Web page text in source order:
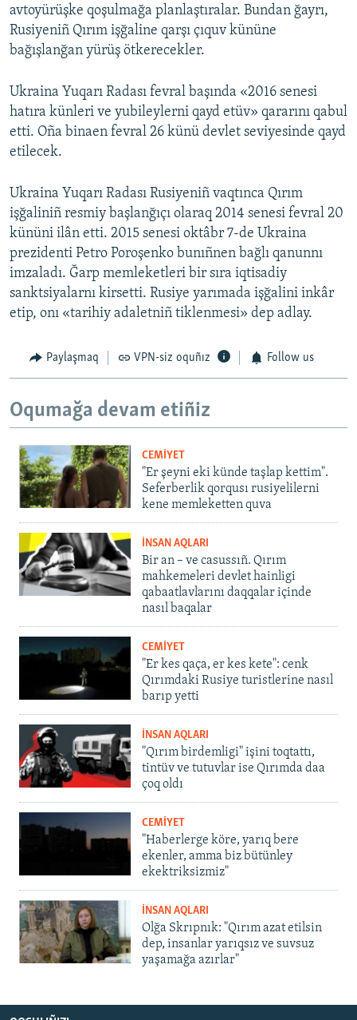
avtoyürüşke qoşulmağa planlaştıralar. Bundan ğayrı,
Rusiyeniñ Qırım işğaline qarşı çıquv kününe
bağışlanğan yürüş ötkerecekler.
Ukraina Yuqarı Radası fevral başında «2016 senesi
hatıra künleri ve yubileylerni qayd etüv» qararını qabul
etti. Oña binaen fevral 26 künü devlet seviyesinde qayd
etilecek.
Ukraina Yuqarı Radası Rusiyeniñ vaqtınca Qırım
işğaliniñ resmiy başlanğıçı olaraq 2014 senesi fevral 20
kününi ilân etti. 2015 senesi oktâbr 7-de Ukraina
prezidenti Petro Poroşenko bunıñnen bağlı qanunnı
imzaladı. Ğarp memleketleri bir sıra iqtisadiy
sanktsiyalarnı kirsetti. Rusiye yarımada işğalini inkâr
etip, onı «tarihiy adaletniñ tiklenmesi» dep adlay.
Paylaşmaq VPN-siz oquñız Follow us
Oqumağa devam etiñiz
CEMİYET
"Er şeyni eki künde taşlap kettim".
Seferberlik qorqusı rusiyelilerni
kene memleketten quva
İNSAN AQLARI
Bir an – ve casussıñ. Qırım
mahkemeleri devlet hainligi
qabaatlavlarını daqqalar içinde
nasıl baqalar
CEMİYET
"Er kes qaça, er kes kete": cenk
Qırımdaki Rusiye turistlerine nasıl
barıp yetti
İNSAN AQLARI
"Qırım birdemligi" işini toqtattı,
tintüv ve tutuvlar ise Qırımda daa
çoq oldı
CEMİYET
"Haberlerge köre, yarıq bere
ekenler, amma biz bütünley
ekektriksizmiz"
İNSAN AQLARI
Olğa Skrıpnık: "Qırım azat etilsin
dep, insanlar yarıqsız ve suvsuz
yaşamağa azırlar"